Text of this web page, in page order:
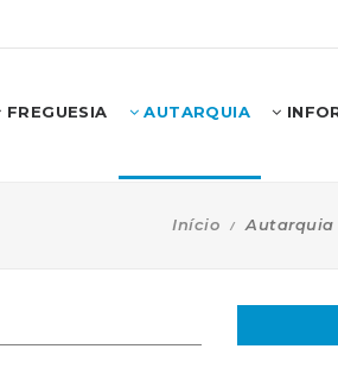
FREGUESIA AUTARQUIA
Início Autarquia